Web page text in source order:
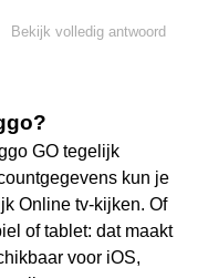
Bekijk volledig antwoord
GO tegelijk
kun je
Online tv-kijken. Of
of tablet: dat maakt
voor iOS,